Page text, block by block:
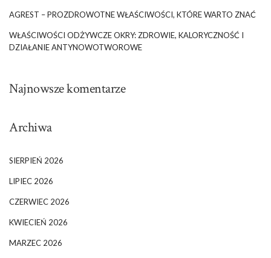
AGREST – PROZDROWOTNE WŁAŚCIWOŚCI, KTÓRE WARTO ZNAĆ
WŁAŚCIWOŚCI ODŻYWCZE OKRY: ZDROWIE, KALORYCZNOŚĆ I
DZIAŁANIE ANTYNOWOTWOROWE
Najnowsze komentarze
Archiwa
SIERPIEŃ 2026
LIPIEC 2026
CZERWIEC 2026
KWIECIEŃ 2026
MARZEC 2026